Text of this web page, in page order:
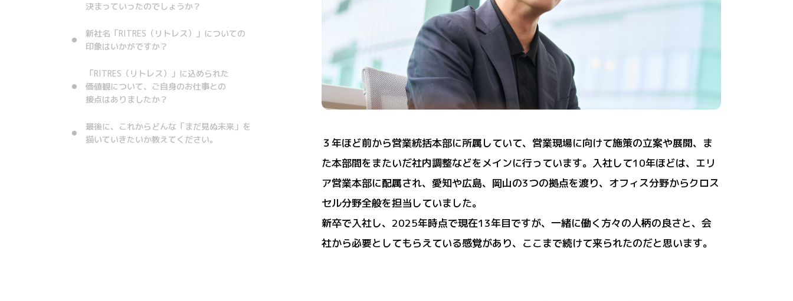
決まっていったのでしょうか？
新社名「RITRES（リトレス）」についての
印象はいかがですか？
「RITRES（リトレス）」に込められた
価値観について、ご自身のお仕事との
接点はありましたか？
最後に、これからどんな「まだ見ぬ未来」を
描いていきたいか教えてください。
３年ほど前から営業統括本部に所属していて、営業現場に向けて施策の立案や展開、ま
た本部間をまたいだ社内調整などをメインに行っています。入社して10年ほどは、エリ
ア営業本部に配属され、愛知や広島、岡山の3つの拠点を渡り、オフィス分野からクロス
セル分野全般を担当していました。
新卒で入社し、2025年時点で現在13年目ですが、一緒に働く方々の人柄の良さと、会
社から必要としてもらえている感覚があり、ここまで続けて来られたのだと思います。